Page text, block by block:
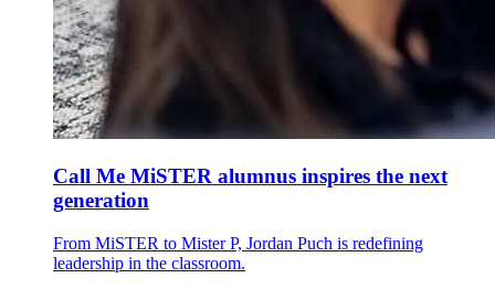
Call Me MiSTER alumnus inspires the next
generation
From MiSTER to Mister P, Jordan Puch is redefining
leadership in the classroom.